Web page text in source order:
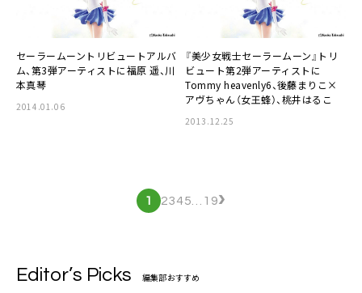
セーラームーントリビュートアルバ
ム、第3弾アーティストに福原 遥、 川
本真琴
2014.01.06
『美少女戦士セーラームーン』トリ
ビュート第2弾アーティストに
Tommy heavenly6、後藤まりこ ×
アヴちゃん（女王蜂）、 桃井はるこ
2013.12.25
1 2345 19›
Editor’s Picks 編集部おすすめ